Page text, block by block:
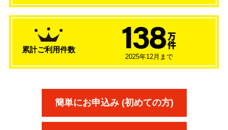
累計ご利用件数 138 万
件
2025年12月まで
簡単にお申込み (初めての方)